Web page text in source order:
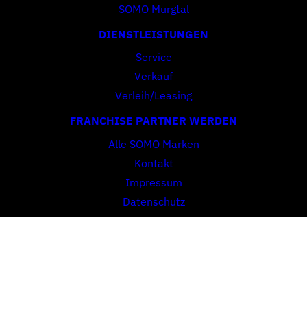
SOMO Murgtal
DIENSTLEISTUNGEN
Service
Verkauf
Verleih/Leasing
FRANCHISE PARTNER WERDEN
Alle SOMO Marken
Kontakt
Impressum
Datenschutz